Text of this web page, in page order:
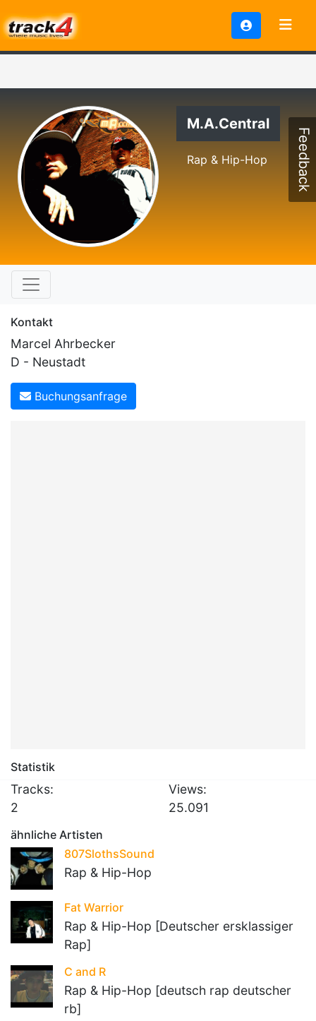
M.A.Central
Rap & Hip-Hop
Kontakt
Marcel Ahrbecker
D - Neustadt
Buchungsanfrage
Statistik
Tracks:
2
Views:
25.091
ähnliche Artisten
807SlothsSound
Rap & Hip-Hop
Fat Warrior
Rap & Hip-Hop [Deutscher ersklassiger
Rap]
C and R
Rap & Hip-Hop [deutsch rap deutscher
rb]
Feedback